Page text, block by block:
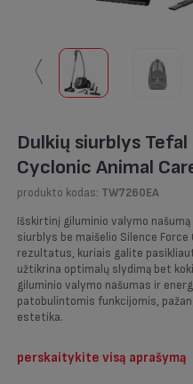
〱
Dulkių siurblys
Cyclonic Animal
produkto kodas: TW7260EA
Išskirtinį giluminio valymo
siurblys be maišelio Silence
rezultatus, kuriais galite
užtikrina optimalų slydimą bet
giluminio valymo našumas ir
patobulintomis funkcijomis,
estetika.
perskaitykite visą aprašymą